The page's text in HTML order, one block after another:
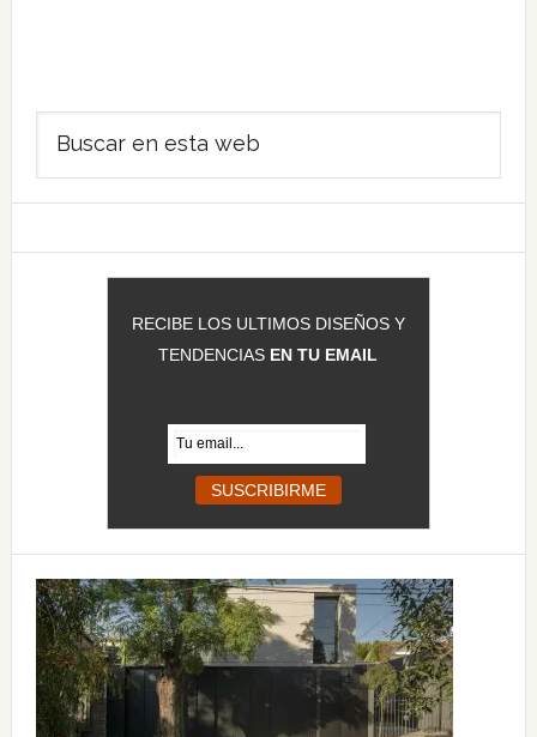
Barra
lateral
principal
RECIBE LOS ULTIMOS DISEÑOS Y
TENDENCIAS EN TU EMAIL